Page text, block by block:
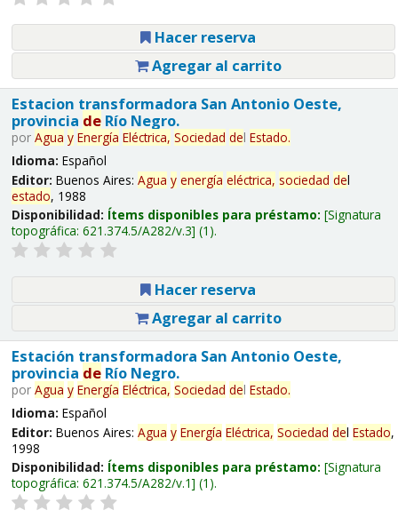
Hacer reserva
Agregar al carrito
Estacion transformadora San Antonio Oeste,
provincia deRío Negro.
por Agua y Energía Eléctrica, Sociedad del Estado.
Idioma: Español
Editor: Buenos Aires: Agua y energía eléctrica, sociedad del
estado, 1988
Disponibilidad: Ítems disponibles para préstamo: Signatura
topográfica: 621.374.5/A282/v.3 (1).
Hacer reserva
Agregar al carrito
Estación transformadora San Antonio Oeste,
provincia deRío Negro.
por Agua y Energía Eléctrica, Sociedad del Estado.
Idioma: Español
Editor: Buenos Aires: Agua y Energía Eléctrica, Sociedad del Estado,
1998
Disponibilidad: Ítems disponibles para préstamo: Signatura
topográfica: 621.374.5/A282/v.1 (1).